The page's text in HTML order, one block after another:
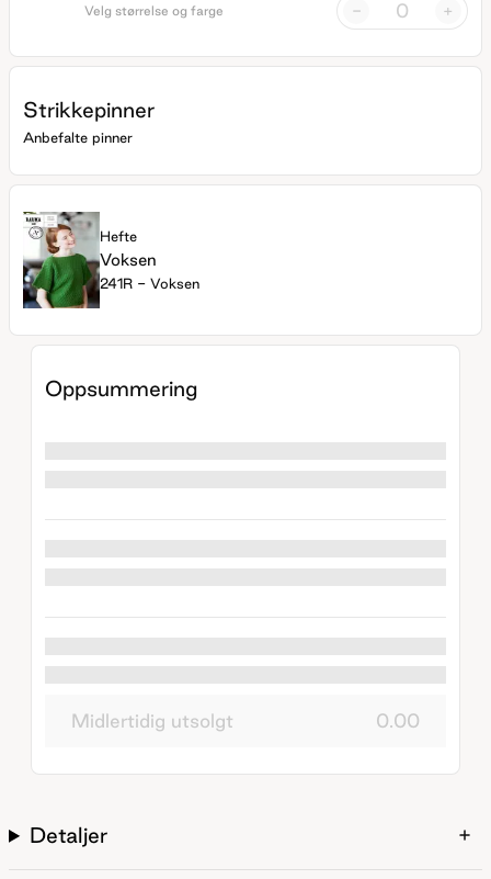
Velg størrelse og farge - +
Strikkepinner
Anbefalte pinner
Hefte
Voksen
241R - Voksen
Oppsummering
Midlertidig utsolgt 0.00
Detaljer